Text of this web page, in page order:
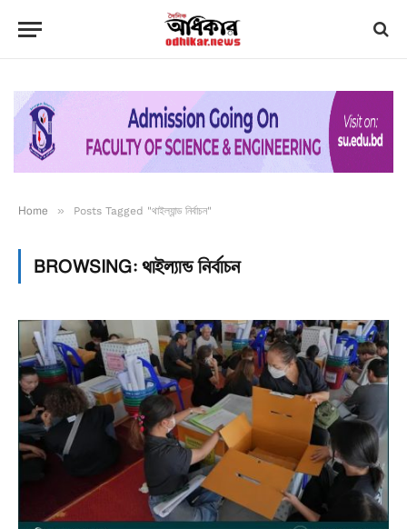
Home » Posts Tagged "থাইল্যান্ড নির্বাচন"
BROWSING:থাইল্যান্ড নির্বাচন